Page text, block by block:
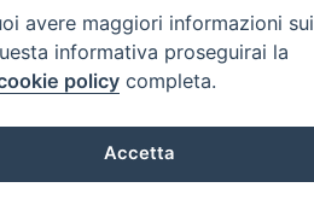
avere maggiori informazioni sui
informativa proseguirai la
policy completa.
Accetta